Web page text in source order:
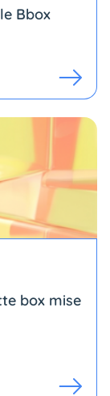
Bbox
box mise